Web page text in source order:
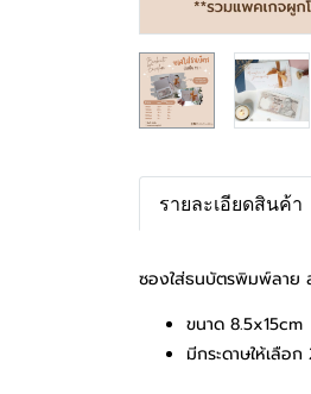
รายละเอียดสินค้า
ซองใส่ธนบัตรพิมพ์ลาย
ขนาด 8.5x15cm
มีกระดาษให้เลือ